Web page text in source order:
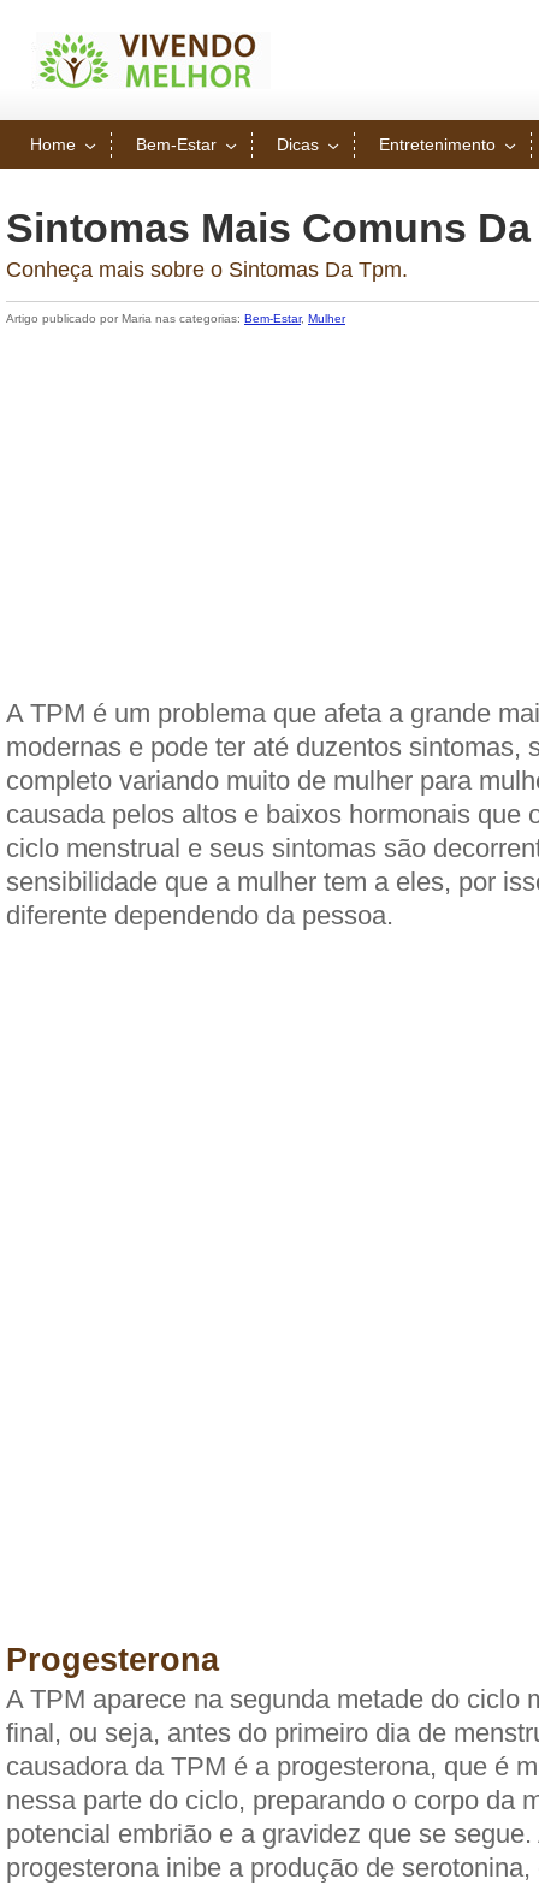
Home Bem-Estar Dicas Entretenimento
Sintomas Mais Comuns Da
Conheça mais sobre o Sintomas Da Tpm.
Artigo publicado por Maria nas categorias: Bem-Estar, Mulher
A TPM é um problema que afeta a grande
modernas e pode ter até duzentos sintomas,
completo variando muito de mulher para
causada pelos altos e baixos hormonais que
ciclo menstrual e seus sintomas são
sensibilidade que a mulher tem a eles, por
diferente dependendo da pessoa.
Progesterona
A TPM aparece na segunda metade do ciclo
final, ou seja, antes do primeiro dia de
causadora da TPM é a progesterona, que é
nessa parte do ciclo, preparando o corpo da
potencial embrião e a gravidez que se
progesterona inibe a produção de serotonina,